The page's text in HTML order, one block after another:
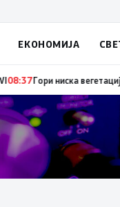
ЕКОНОМИЈА
ширење на пожари на